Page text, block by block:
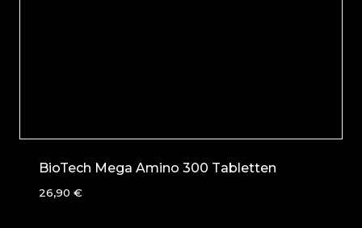
BioTech Mega Amino 300 Tabletten
26,90 €